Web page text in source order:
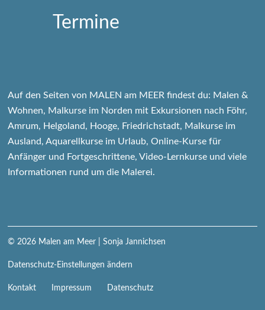
Auf den Seiten von MALEN am MEER findest du: Malen &
Wohnen, Malkurse im Norden mit Exkursionen nach Föhr,
Amrum, Helgoland, Hooge, Friedrichstadt, Malkurse im
Ausland, Aquarellkurse im Urlaub, Online-Kurse für
Anfänger und Fortgeschrittene, Video-Lernkurse und viele
Informationen rund um die Malerei.
© 2026 Malen am Meer | Sonja Jannichsen
Datenschutz-Einstellungen ändern
Navigation
Kontakt Impressum Datenschutz